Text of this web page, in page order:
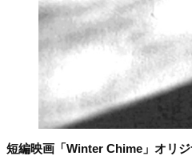
短編映画「Winter Chime」オリ